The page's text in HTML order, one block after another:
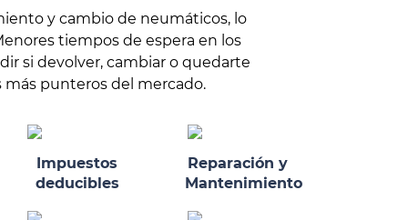
y cambio de neumáticos, lo
tiempos de espera en los
si devolver, cambiar o quedarte
punteros del mercado.
Impuestos
deducibles
Reparación y
Mantenimiento